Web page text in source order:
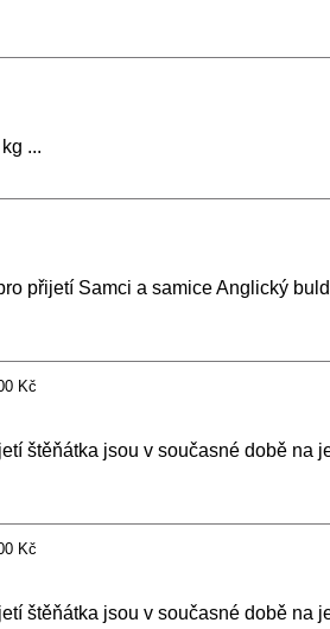
...
přijetí Samci a samice Anglický
Kč
štěňátka jsou v současné době na
Kč
štěňátka jsou v současné době na